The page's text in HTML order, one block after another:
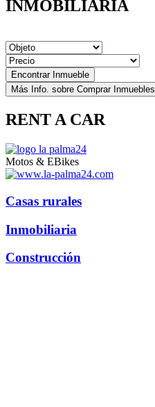
INMOBILIARIA
Más Info. sobre Comprar Inmuebles
RENT A CAR
Motos & EBikes
Casas rurales
Inmobiliaria
Construcción